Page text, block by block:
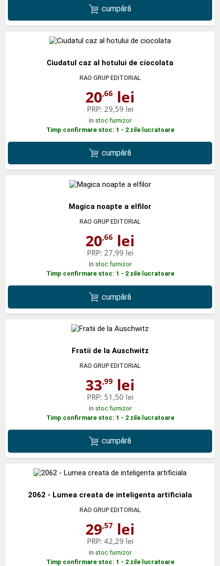
cumpără
Ciudatul caz al hotului de ciocolata
RAO GRUP EDITORIAL
20,66 lei
PRP: 29,59 lei
In stoc furnizor
Timp confirmare stoc: 1 - 2 zile lucratoare
cumpără
Magica noapte a elfilor
RAO GRUP EDITORIAL
20,66 lei
PRP: 27,99 lei
In stoc furnizor
Timp confirmare stoc: 1 - 2 zile lucratoare
cumpără
Fratii de la Auschwitz
RAO GRUP EDITORIAL
33,99 lei
PRP: 51,50 lei
In stoc furnizor
Timp confirmare stoc: 1 - 2 zile lucratoare
cumpără
2062 - Lumea creata de inteligenta artificiala
RAO GRUP EDITORIAL
29,57 lei
PRP: 42,29 lei
In stoc furnizor
Timp confirmare stoc: 1 - 2 zile lucratoare